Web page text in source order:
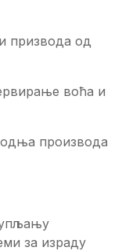
призвода од
воћа и
производа
за израду